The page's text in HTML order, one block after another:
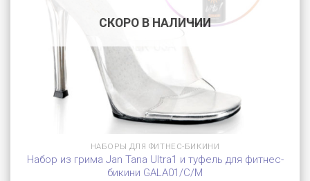
СКОРО В НАЛИЧИИ
НАБОРЫ ДЛЯ ФИТНЕС-БИКИНИ
Набор из грима Jan Tana Ultra1 и туфель для фитнес-
бикини GALA01/C/M